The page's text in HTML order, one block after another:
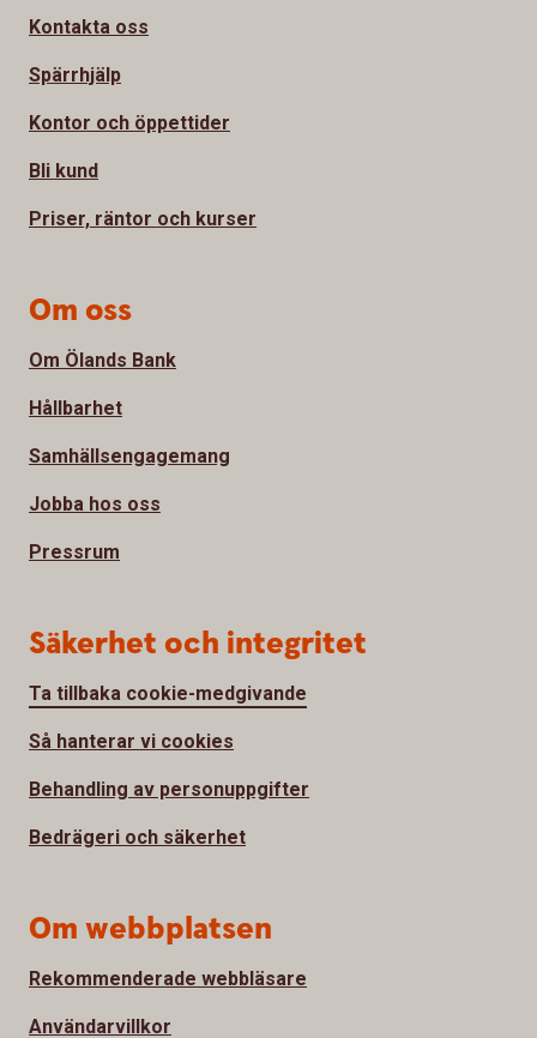
Kontakta oss
Spärrhjälp
Kontor och öppettider
Bli kund
Priser, räntor och kurser
Om oss
Om Ölands Bank
Hållbarhet
Samhällsengagemang
Jobba hos oss
Pressrum
Säkerhet och integritet
Ta tillbaka cookie-medgivande
Så hanterar vi cookies
Behandling av personuppgifter
Bedrägeri och säkerhet
Om webbplatsen
Rekommenderade webbläsare
Användarvillkor